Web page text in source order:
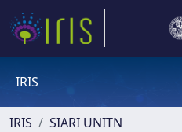
IRIS
IRIS
SIARI UNITN